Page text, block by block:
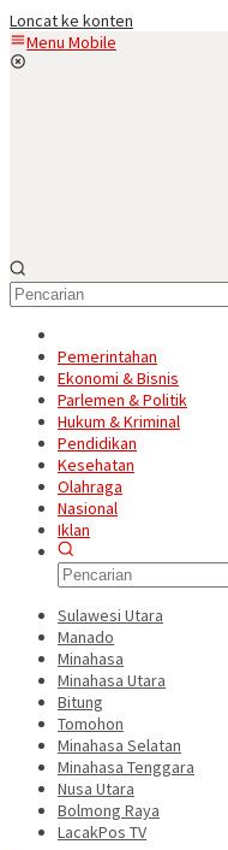
Loncat ke konten
Menu Mobile
Pemerintahan
Ekonomi & Bisnis
Parlemen & Politik
Hukum & Kriminal
Pendidikan
Kesehatan
Olahraga
Nasional
Iklan
Sulawesi Utara
Manado
Minahasa
Minahasa Utara
Bitung
Tomohon
Minahasa Selatan
Minahasa Tenggara
Nusa Utara
Bolmong Raya
LacakPos TV